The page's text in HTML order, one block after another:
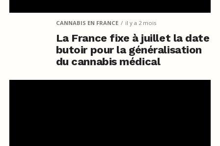
CANNABIS EN FRANCE il y a 2 mois
La France fixe à juillet la date
butoir pour la généralisation
du cannabis médical